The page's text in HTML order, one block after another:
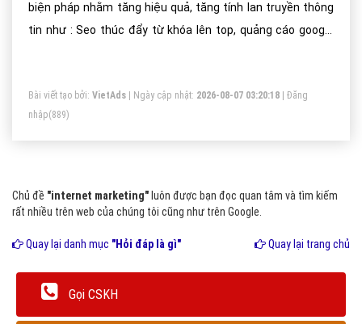
biện pháp nhằm tăng hiệu quả, tăng tính lan truyền thông
tin như : Seo thúc đẩy từ khóa lên top, quảng cáo google
Bài viết tạo bởi: VietAds | Ngày cập nhật: 2026-08-07 03:20:18
Đăng
nhập(889)
Chủ đề "internet marketing" luôn được bạn đọc quan tâm và tìm kiếm
rất nhiều trên web của chúng tôi cũng như trên Google.
Quay lại danh mục "Hỏi đáp là gì" Quay lại trang chủ
Gọi CSKH